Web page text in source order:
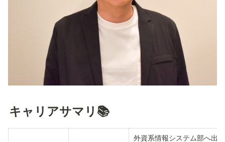
キャリアサマリ📚
外資系情報システム部へ出